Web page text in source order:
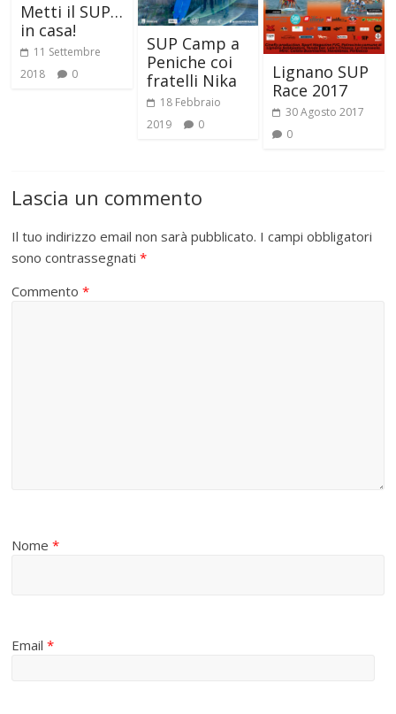
Metti il SUP…
in casa!
11 Settembre
2018
0
SUP Camp a
Peniche coi
fratelli Nika
18 Febbraio
2019
0
Lignano SUP
Race 2017
30 Agosto 2017
0
Lascia un commento
Il tuo indirizzo email non sarà pubblicato. I campi obbligatori
sono contrassegnati*
Commento*
Nome*
Email*